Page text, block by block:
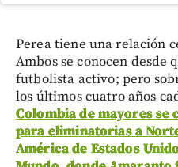
Perea tiene una relación
Ambos se conocen desde
futbolista activo; pero
los últimos cuatro años
Colombia de mayores
para eliminatorias a
América de Estados